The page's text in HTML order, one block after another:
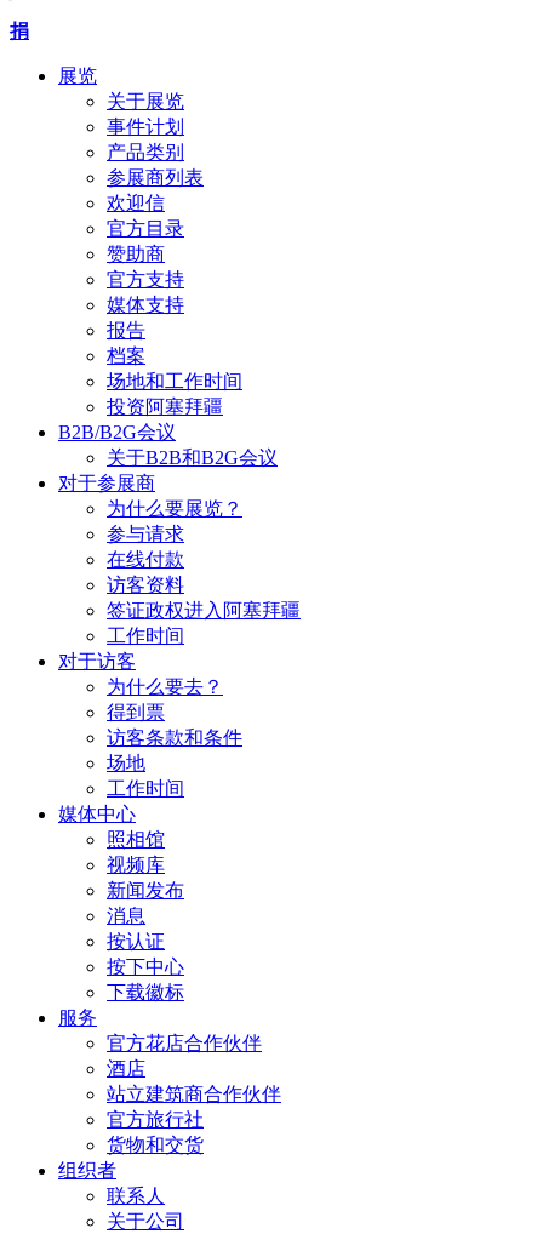
捐
展览
关于展览
事件计划
产品类别
参展商列表
欢迎信
官方目录
赞助商
官方支持
媒体支持
报告
档案
场地和工作时间
投资阿塞拜疆
B2B/B2G会议
关于B2B和B2G会议
对于参展商
为什么要展览？
参与请求
在线付款
访客资料
签证政权进入阿塞拜疆
工作时间
对于访客
为什么要去？
得到票
访客条款和条件
场地
工作时间
媒体中心
照相馆
视频库
新闻发布
消息
按认证
按下中心
下载徽标
服务
官方花店合作伙伴
酒店
站立建筑商合作伙伴
官方旅行社
货物和交货
组织者
联系人
关于公司